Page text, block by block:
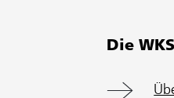
Die WKS